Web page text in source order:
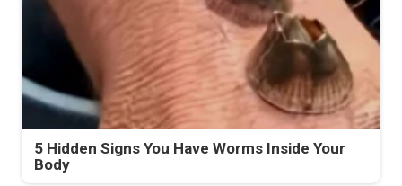
5 Hidden Signs You Have Worms Inside Your
Body